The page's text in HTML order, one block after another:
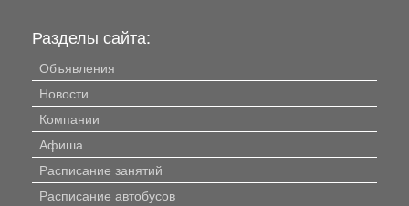
Разделы сайта:
Объявления
Новости
Компании
Афиша
Расписание занятий
Расписание автобусов